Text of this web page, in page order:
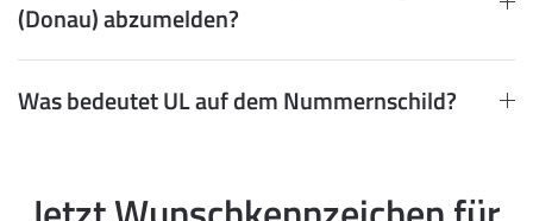
(Donau) abzumelden?
Was bedeutet UL auf dem Nummernschild?